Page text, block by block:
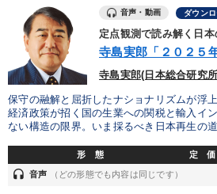
音声・動画 ダウン
定点観測で読み解く日
寺島実郎「２０２５
寺島実郎(日本総合研究
保守の融解と屈折したナショナリズムが浮
経済政策が招く国の生業への関税と輸入イ
ない構造の限界。いま採るべき日本再生の
形 態 定 価
headset 音声 （どの形態でも内容は同じです）